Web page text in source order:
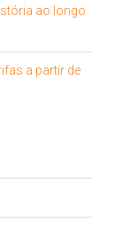
ao longo
a partir de